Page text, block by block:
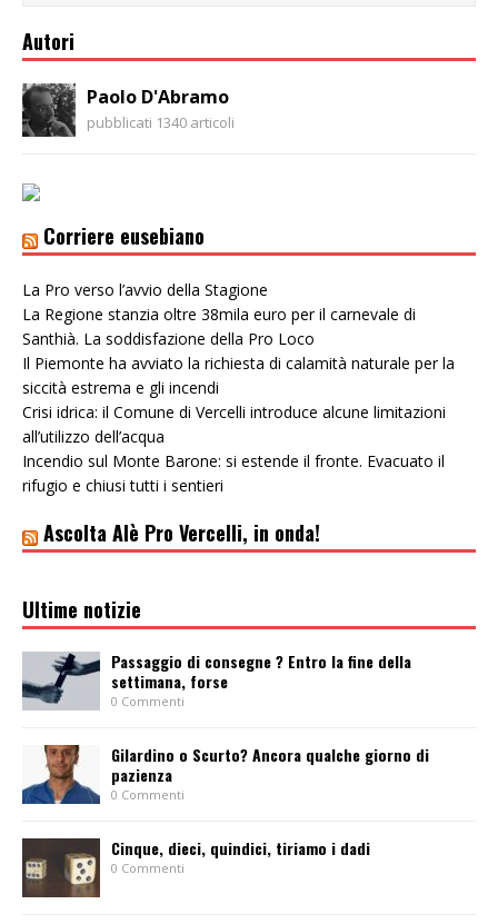
Autori
Paolo D'Abramo
pubblicati 1340 articoli
Corriere eusebiano
La Pro verso l’avvio della Stagione
La Regione stanzia oltre 38mila euro per il carnevale di
Santhià. La soddisfazione della Pro Loco
Il Piemonte ha avviato la richiesta di calamità naturale per la
siccità estrema e gli incendi
Crisi idrica: il Comune di Vercelli introduce alcune limitazioni
all’utilizzo dell’acqua
Incendio sul Monte Barone: si estende il fronte. Evacuato il
rifugio e chiusi tutti i sentieri
Ascolta Alè Pro Vercelli, in onda!
Ultime notizie
Passaggio di consegne ? Entro la fine della
settimana, forse
0 Commenti
Gilardino o Scurto? Ancora qualche giorno di
pazienza
0 Commenti
Cinque, dieci, quindici, tiriamo i dadi
0 Commenti